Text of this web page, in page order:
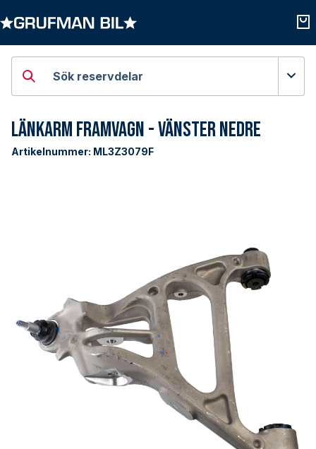
Sök reservdelar
Länkarm Framvagn - Vänster Nedre
Artikelnummer: ML3Z3079F